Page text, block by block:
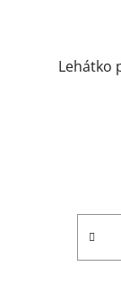
Lehátko